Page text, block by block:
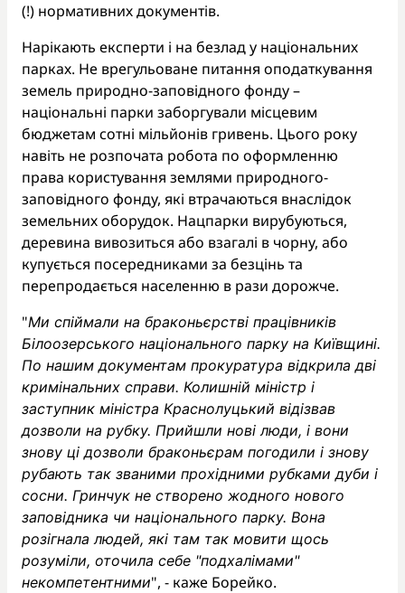
(!) нормативних документів.
Нарікають експерти і на безлад у національних
парках. Не врегульоване питання оподаткування
земель природно-заповідного фонду –
національні парки заборгували місцевим
бюджетам сотні мільйонів гривень. Цього року
навіть не розпочата робота по оформленню
права користування землями природного-
заповідного фонду, які втрачаються внаслідок
земельних оборудок. Нацпарки вирубуються,
деревина вивозиться або взагалі в чорну, або
купується посередниками за безцінь та
перепродається населенню в рази дорожче.
"Ми спіймали на браконьєрстві працівників
Білоозерського національного парку на Київщині.
По нашим документам прокуратура відкрила дві
кримінальних справи. Колишній міністр і
заступник міністра Краснолуцький відізвав
дозволи на рубку. Прийшли нові люди, і вони
знову ці дозволи браконьєрам погодили і знову
рубають так званими прохідними рубками дуби і
сосни. Гринчук не створено жодного нового
заповідника чи національного парку. Вона
розігнала людей, які там так мовити щось
розуміли, оточила себе "подхалімами"
некомпетентними", - каже Борейко.